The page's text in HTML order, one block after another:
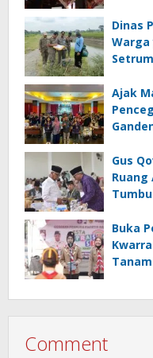
Dinas
Ajak
Gus
Ruang
Buka
Comment